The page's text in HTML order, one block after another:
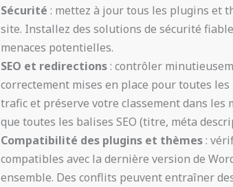
Sécurité : mettez à jour tous les plugins et
site. Installez des solutions de sécurité
menaces potentielles.
SEO et redirections: contrôler
correctement mises en place pour toutes
trafic et préserve votre classement dans les
que toutes les balises SEO (titre, méta
Compatibilité des plugins et thèmes:
compatibles avec la dernière version de
ensemble. Des conflits peuvent entraîner